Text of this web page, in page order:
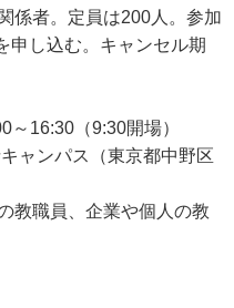
係者。定員は200人。参加
申し込む。キャンセル期
～16:30（9:30開場）
ャンパス（東京都中野区
教職員、企業や個人の教